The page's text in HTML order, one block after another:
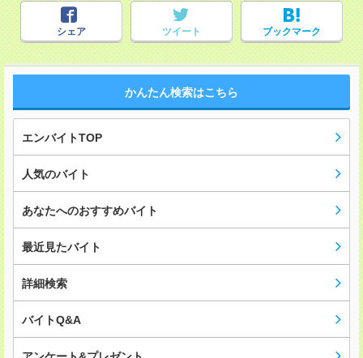
シェア ツイート ブックマーク
かんたん検索はこちら
エンバイトTOP
人気のバイト
あなたへのおすすめバイト
最近見たバイト
詳細検索
バイトQ&A